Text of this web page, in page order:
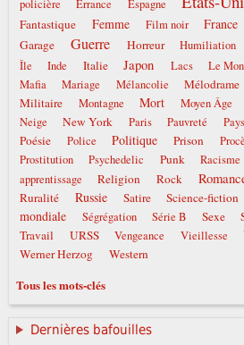
policière
Errance Espagne
Fantastique Femme Film noir France
Garage Guerre Horreur Humiliation
Île
Inde Italie Japon Lacs Le
Mafia
Mariage Mélancolie Mélodrame
Militaire
Montagne Mort Moyen Âge
Neige
New York Paris Pauvreté
Poésie
Police Politique Prison
Prostitution
Psychedelic Punk Racisme
apprentissage
Religion Rock
Ruralité Russie Satire Science-fiction
mondiale
Ségrégation Série B Sexe
Travail URSS Vengeance Vieillesse
Werner Herzog Western
Tous les mots-clés
Dernières bafouilles